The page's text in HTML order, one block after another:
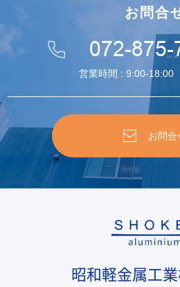
お問合
072-875-
営業時間 : 9:00-
お問合
昭和軽金属工